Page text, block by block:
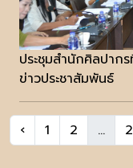
ประชุมสำนักศิลปา
ข่าวประชาสัมพันธ์
‹ 1 2 ...